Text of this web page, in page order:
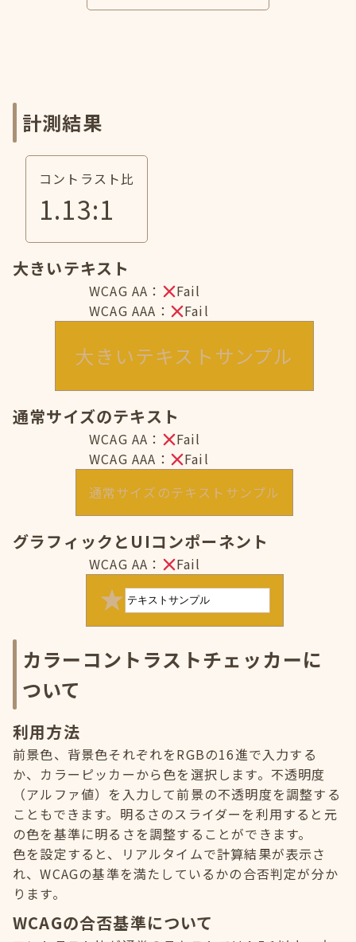
計測結果
コントラスト比
1.13:1
大きいテキスト
WCAG AA：
Fail
WCAG AAA：
Fail
大きいテキストサンプル
通常サイズのテキスト
WCAG AA：
Fail
WCAG AAA：
Fail
通常サイズのテキストサンプル
グラフィックとUIコンポーネント
WCAG AA： Fail
カラーコントラストチェッカーに
ついて
利用方法
前景色、背景色それぞれをRGBの16進で入力する
か、カラーピッカーから色を選択します。不透明度
（アルファ値）を入力して前景の不透明度を調整する
こともできます。明るさのスライダーを利用すると元
の色を基準に明るさを調整することができます。
色を設定すると、リアルタイムで計算結果が表示さ
れ、WCAGの基準を満たしているかの合否判定が分か
ります。
WCAGの合否基準について